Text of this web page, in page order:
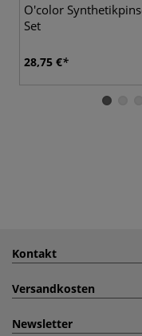
O'color
Set
28,75 €
Kontakt
Versandkosten
Newsletter